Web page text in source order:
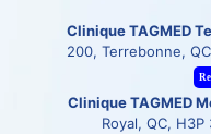
Clinique TAGMED
200, Terrebonne,
Clinique TAGMED
Royal, QC, H3P